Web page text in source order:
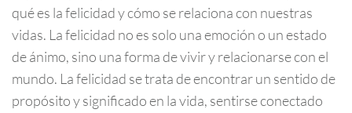
qué es la felicidad y cómo se relaciona con nuestras
vidas. La felicidad no es solo una emoción o un estado
de ánimo, sino una forma de vivir y relacionarse con el
mundo. La felicidad se trata de encontrar un sentido de
propósito y significado en la vida, sentirse conectado